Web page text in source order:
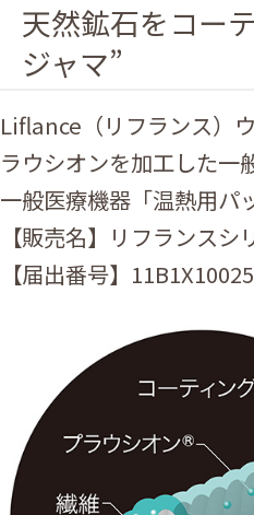
天然鉱石をコー
ジャマ”
Liflance（リフランス）
ラウシオンを加工した一
一般医療機器「温熱用パ
【販売名】リフランスシ
【届出番号】